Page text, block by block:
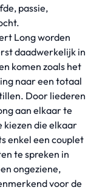
passie,
Long worden
daadwerkelijk in
komen zoals het
naar een totaal
Door liederen
aan elkaar te
kiezen die elkaar
enkel een couplet
te spreken in
ongeziene,
voor de